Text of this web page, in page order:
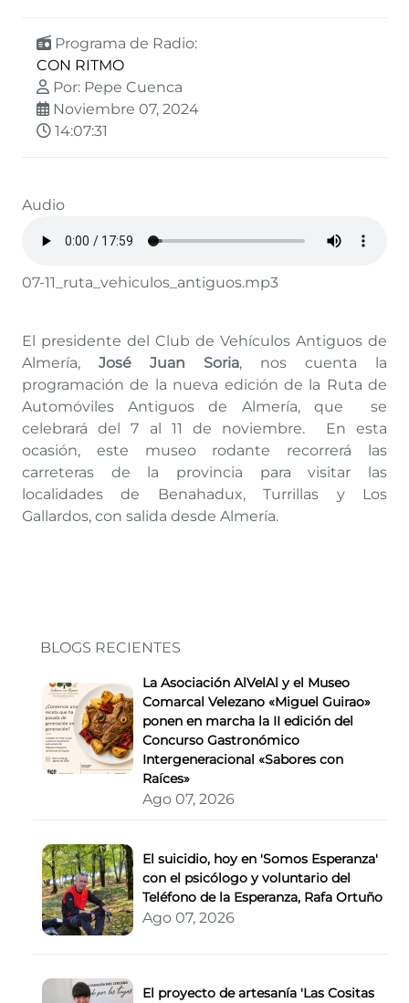
Programa de Radio:
CON RITMO
Por: Pepe Cuenca
Noviembre 07, 2024
14:07:31
Audio
07-11_ruta_vehiculos_antiguos.mp3
El presidente del Club de Vehículos Antiguos de
Almería, José Juan Soria, nos cuenta la
programación de la nueva edición de la Ruta de
Automóviles Antiguos de Almería, que se
celebrará del 7 al 11 de noviembre. En esta
ocasión, este museo rodante recorrerá las
carreteras de la provincia para visitar las
localidades de Benahadux, Turrillas y Los
Gallardos, con salida desde Almería.
BLOGS RECIENTES
La Asociación AlVelAl y el Museo
Comarcal Velezano «Miguel Guirao»
ponen en marcha la II edición del
Concurso Gastronómico
Intergeneracional «Sabores con
Raíces»
Ago 07, 2026
El suicidio, hoy en 'Somos Esperanza'
con el psicólogo y voluntario del
Teléfono de la Esperanza, Rafa Ortuño
Ago 07, 2026
El proyecto de artesanía 'Las Cositas